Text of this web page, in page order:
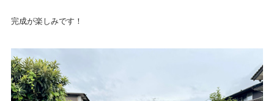
完成が楽しみです！